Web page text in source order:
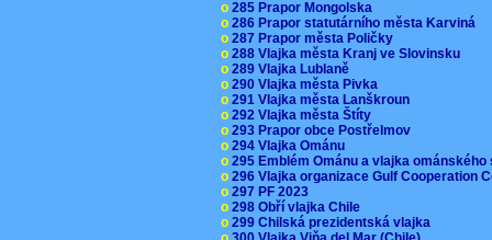
o 285 Prapor Mongolska
o 286 Prapor statutárního města Karviná
o 287 Prapor města Poličky
o 288 Vlajka města Kranj ve Slovinsku
o 289 Vlajka Lublaně
o 290 Vlajka města Pivka
o 291 Vlajka města Lanškroun
o 292 Vlajka města Štíty
o 293 Prapor obce Postřelmov
o 294 Vlajka Ománu
o 295 Emblém Ománu a vlajka
o 296 Vlajka organizace Gulf Cooperation
o 297 PF 2023
o 298 Obří vlajka Chile
o 299 Chilská prezidentská vlajka